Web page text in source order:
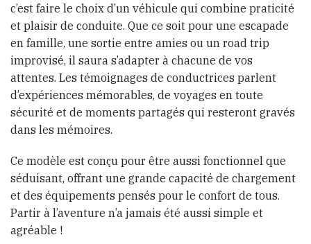
c’est faire le choix d’un véhicule qui combine praticité
et plaisir de conduite. Que ce soit pour une escapade
en famille, une sortie entre amies ou un road trip
improvisé, il saura s’adapter à chacune de vos
attentes. Les témoignages de conductrices parlent
d’expériences mémorables, de voyages en toute
sécurité et de moments partagés qui resteront gravés
dans les mémoires.
Ce modèle est conçu pour être aussi fonctionnel que
séduisant, offrant une grande capacité de chargement
et des équipements pensés pour le confort de tous.
Partir à l’aventure n’a jamais été aussi simple et
agréable !